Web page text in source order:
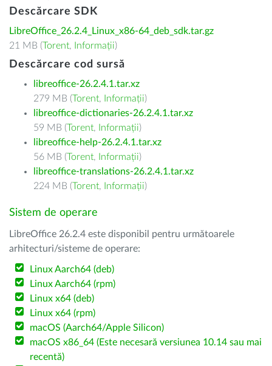
Descărcare SDK
LibreOffice_26.2.4_Linux_x86-64_deb_sdk.tar.gz
21 MB (Torent, Informații)
Descărcare cod sursă
libreoffice-26.2.4.1.tar.xz
279 MB (Torent, Informații)
libreoffice-dictionaries-26.2.4.1.tar.xz
59 MB (Torent, Informații)
libreoffice-help-26.2.4.1.tar.xz
56 MB (Torent, Informații)
libreoffice-translations-26.2.4.1.tar.xz
224 MB (Torent, Informații)
Sistem de operare
LibreOffice 26.2.4 este disponibil pentru următoarele
arhitecturi/sisteme de operare:
Linux Aarch64 (deb)
Linux Aarch64 (rpm)
Linux x64 (deb)
Linux x64 (rpm)
macOS (Aarch64/Apple Silicon)
macOS x86_64 (Este necesară versiunea 10.14 sau mai
recentă)